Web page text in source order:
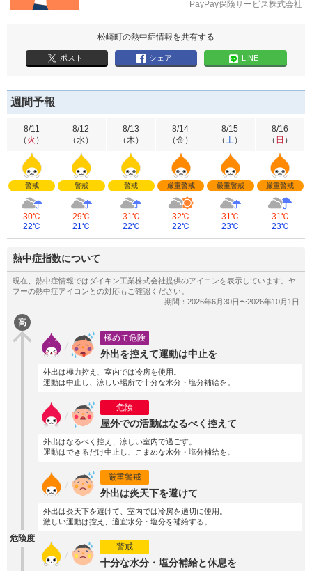
PayPay保険サービス株式会社
松崎町の熱中症情報を共有する
ポスト シェア LINE
週間予報
8/11
（ 火 ）
警戒
30℃
22℃
8/12
（水）
警戒
29℃
21℃
8/13
（木）
警戒
31℃
22℃
8/14
（金）
厳重警戒
32℃
22℃
8/15
（土）
厳重警戒
31℃
23℃
8/16
（ 日 ）
厳重警戒
31℃
23℃
熱中症指数について
高
危険度
極めて危険
外出を控えて運動は中止を
外出は極力控え、室内では冷房を使用。
運動は中止し、涼しい場所で十分な水分・塩分補給を。
危険
屋外での活動はなるべく控えて
外出はなるべく控え、涼しい室内で過ごす。
運動はできるだけ中止し、こまめな水分・塩分補給を。
厳重警戒
外出は炎天下を避けて
外出は炎天下を避けて、室内では冷房を適切に使用。
激しい運動は控え、適宜水分・塩分を補給する。
警戒
十分な水分・塩分補給と休息を